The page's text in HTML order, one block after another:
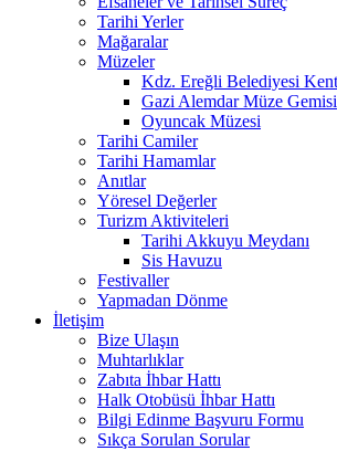
Tarihi Yerler
Mağaralar
Müzeler
Kdz. Ereğli Belediyesi
Gazi Alemdar Müze Gemisi
Oyuncak Müzesi
Tarihi Camiler
Tarihi Hamamlar
Anıtlar
Yöresel Değerler
Turizm Aktiviteleri
Tarihi Akkuyu Meydanı
Sis Havuzu
Festivaller
Yapmadan Dönme
İletişim
Bize Ulaşın
Muhtarlıklar
Zabıta İhbar Hattı
Halk Otobüsü İhbar Hattı
Bilgi Edinme Başvuru Formu
Sıkça Sorulan Sorular